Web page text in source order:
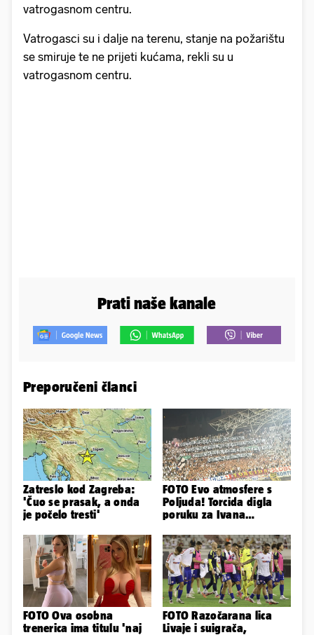
vatrogasnom centru.
Vatrogasci su i dalje na terenu, stanje na požarištu
se smiruje te ne prijeti kućama, rekli su u
vatrogasnom centru.
Prati naše kanale
Preporučeni članci
Zatreslo kod Zagreba:
'Čuo se prasak, a onda
je počelo tresti'
FOTO Evo atmosfere s
Poljuda! Torcida digla
poruku za Ivana
pojačanje
FOTO Ova osobna
trenerica ima titulu 'naj
FOTO Razočarana lica
Livaje i suigrača,